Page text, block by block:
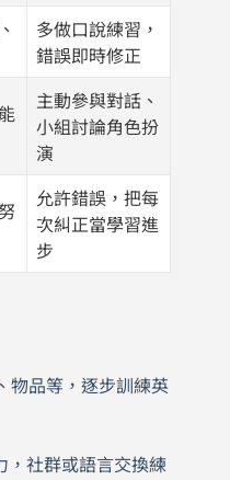
多做口說練習，
錯誤即時修正
主動參與對話、
小組討論角色扮
演
允許錯誤，把每
次糾正當學習進
步
物品等，逐步訓練英
，社群或語言交換練